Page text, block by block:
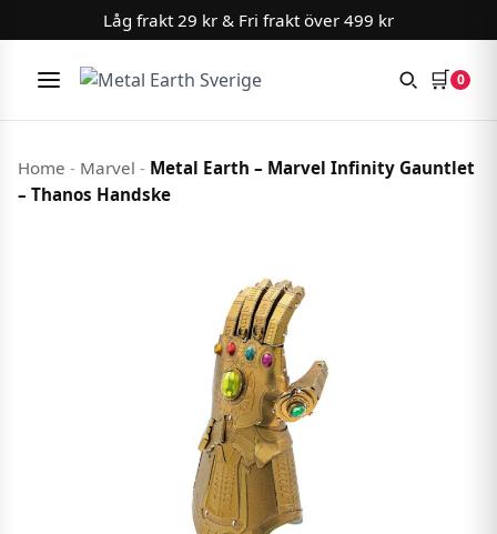
Hoppa till innehåll
Låg frakt 29 kr & Fri frakt över 499 kr
Meny 🛒 0
Home - Marvel - Metal Earth – Marvel Infinity Gauntlet
– Thanos Handske